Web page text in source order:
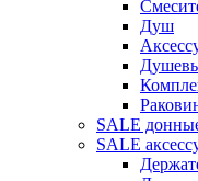
Душ
SALE
SALE